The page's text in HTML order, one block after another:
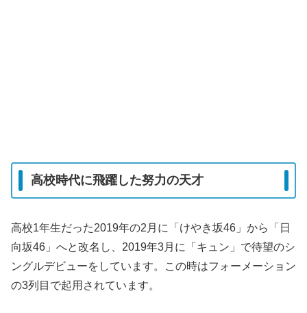
高校時代に飛躍した努力の天才
高校1年生だった2019年の2月に「けやき坂46」から「日
向坂46」へと改名し、2019年3月に「キュン」で待望のシ
ングルデビューをしています。この時はフォーメーション
の3列目で起用されています。